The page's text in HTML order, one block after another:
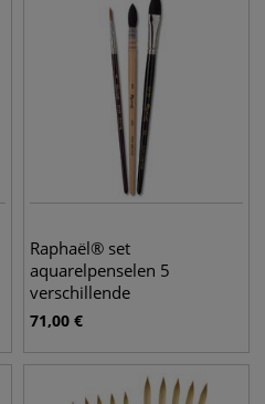
Raphaël® set
aquarelpenselen 5
verschillende
assortimenten
71,00 €